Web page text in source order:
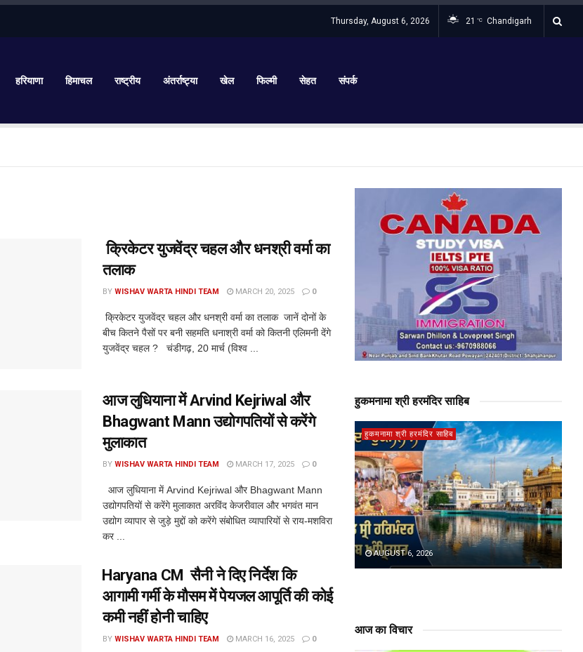
Thursday, August 6, 2026 21 °C Chandigarh
हरियाणा हिमाचल राष्ट्रीय अंतर्राष्ट्या खेल फिल्मी सेहत संपर्क
क्रिकेटर युजवेंद्र चहल और धनश्री वर्मा का
तलाक
BY WISHAV WARTA HINDI TEAM MARCH 20, 2025 0
क्रिकेटर युजवेंद्र चहल और धनश्री वर्मा का तलाक जानें दोनों के
बीच कितने पैसों पर बनी सहमति धनाश्री वर्मा को कितनी एलिमनी देंगे
युजवेंद्र चहल ? चंडीगढ़, 20 मार्च (विश्व ...
आज लुधियाना में Arvind Kejriwal और
Bhagwant Mann उद्योगपतियों से करेंगे
मुलाकात
BY WISHAV WARTA HINDI TEAM MARCH 17, 2025 0
आज लुधियाना में Arvind Kejriwal और Bhagwant Mann
उद्योगपतियों से करेंगे मुलाकात अरविंद केजरीवाल और भगवंत मान
उद्योग व्यापार से जुड़े मुद्दों को करेंगे संबोधित व्यापारियों से राय-मशविरा
कर ...
Haryana CM सैनी ने दिए निर्देश कि
आगामी गर्मी के मौसम में पेयजल आपूर्ति की कोई
कमी नहीं होनी चाहिए
BY WISHAV WARTA HINDI TEAM MARCH 16, 2025 0
हुकमनामा श्री हरमंदिर साहिब
हुकमनामा श्री हरमंदिर साहिब
AUGUST 6, 2026
आज का विचार